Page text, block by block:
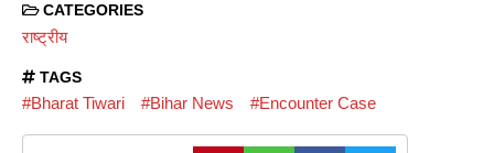
CATEGORIES
राष्ट्रीय
TAGS
#Bharat Tiwari #Bihar News #Encounter Case